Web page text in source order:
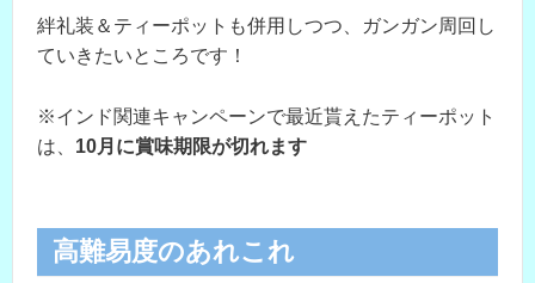
絆礼装＆ティーポットも併用しつつ、ガンガン周回し
ていきたいところです！
※インド関連キャンペーンで最近貰えたティーポット
は、 10月に賞味期限が切れます
高難易度のあれこれ